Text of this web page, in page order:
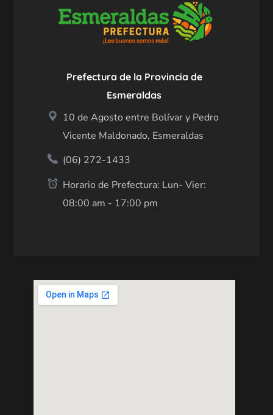
Prefectura de la Provincia de
Esmeraldas
10 de Agosto entre Bolívar y Pedro
Vicente Maldonado, Esmeraldas
(06) 272-1433
Horario de Prefectura: Lun- Vier:
08:00 am - 17:00 pm